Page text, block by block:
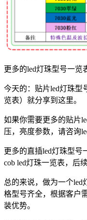
更多的led灯珠型号一览
今天的：贴片led灯珠型
览表）就分享到这里。
如果你需要更多的贴片
压，亮度参数，请咨询
更多的直插led灯珠型号
cob led灯珠一览表，后
总的来说，做为一个led
格型号齐全，根据客户
装优势。